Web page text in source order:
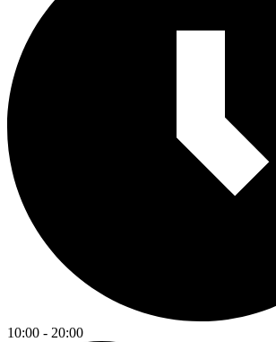
10:00 - 20:00